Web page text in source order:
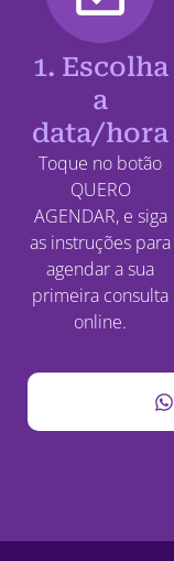
1. Escolha
a
data/hora
Toque no botão
QUERO
AGENDAR, e siga
as instruções para
agendar a sua
primeira consulta
online.